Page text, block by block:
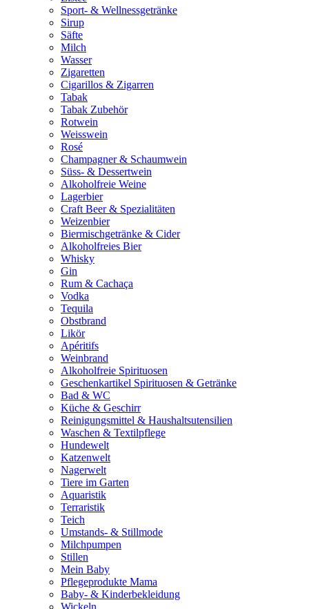
Sport- & Wellnessgetränke
Sirup
Säfte
Milch
Wasser
Zigaretten
Cigarillos & Zigarren
Tabak
Tabak Zubehör
Rotwein
Weisswein
Rosé
Champagner & Schaumwein
Süss- & Dessertwein
Alkoholfreie Weine
Lagerbier
Craft Beer & Spezialitäten
Weizenbier
Biermischgetränke & Cider
Alkoholfreies Bier
Whisky
Gin
Rum & Cachaça
Vodka
Tequila
Obstbrand
Likör
Apéritifs
Weinbrand
Alkoholfreie Spirituosen
Geschenkartikel Spirituosen & Getränke
Bad & WC
Küche & Geschirr
Reinigungsmittel & Haushaltsutensilien
Waschen & Textilpflege
Hundewelt
Katzenwelt
Nagerwelt
Tiere im Garten
Aquaristik
Terraristik
Teich
Umstands- & Stillmode
Milchpumpen
Stillen
Mein Baby
Pflegeprodukte Mama
Baby- & Kinderbekleidung
Wickeln